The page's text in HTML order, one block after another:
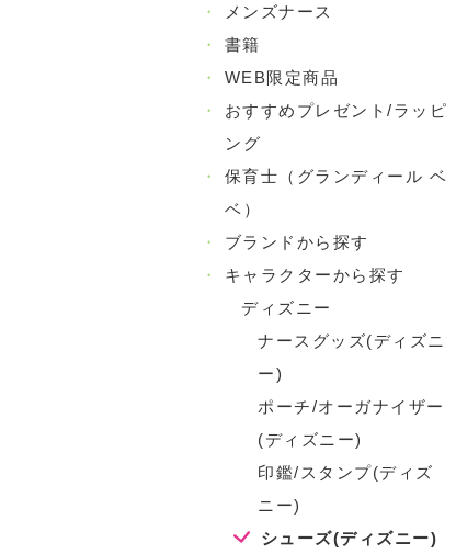
・
メンズナース
・
書籍
・
WEB限定商品
・
おすすめプレゼント/ラッピ
ング
・
保育士（グランディール ベ
ベ）
・
ブランドから探す
・
キャラクターから探す
ディズニー
ナースグッズ(ディズニ
ー)
ポーチ/オーガナイザー
(ディズニー)
印鑑/スタンプ(ディズ
ニー)
シューズ(ディズニー)